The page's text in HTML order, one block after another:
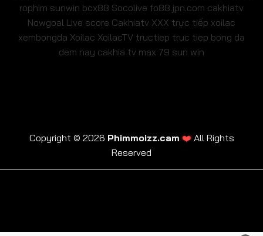
rophim sunwin bcx88 Socolive fo88.jpn.com cakhiatv
Nowgoal Live score Cakhiatv XXX trực tiếp xoilac
xembongda Xoilac XoilacTV tructiep truc tiep bong da
dem nay cakhia tv max 79 sun win
Copyright © 2026 Phimmoizz.cam❤️All Rights
Reserved